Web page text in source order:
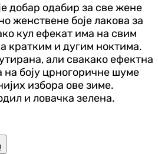
добар одабир за све жене
женствене боје лакова за
кул ефекат има на свим
кратким и дугим ноктима.
али свакако ефектна
на боју црногоричне шуме
избора ове зиме.
и ловачка зелена.